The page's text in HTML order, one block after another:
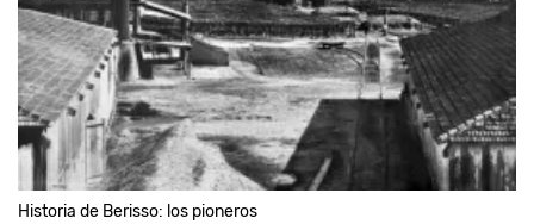
Historia de Berisso: los pioneros